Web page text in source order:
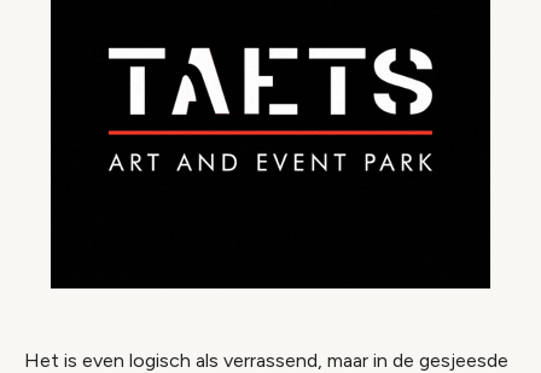
Het is even logisch als verrassend, maar in de gesjeesde